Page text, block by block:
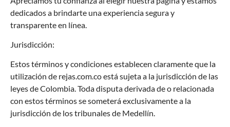
dedicados a brindarte una experiencia segura y
transparente en línea.
Jurisdicción:
Estos términos y condiciones establecen claramente que la
utilización de rejas.com.coestá sujeta a la jurisdicción de las
leyes de Colombia. Toda disputa derivada de o relacionada
con estos términos se someterá exclusivamente a la
jurisdicción de los tribunales de Medellín.